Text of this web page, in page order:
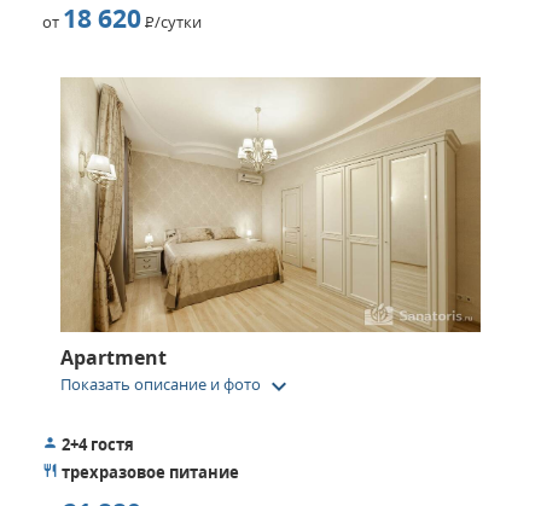
от 18 620Р/сутки
Apartment
Показать описание и фото keyboard_arrow_down
2+4 гостя
трехразовое питание